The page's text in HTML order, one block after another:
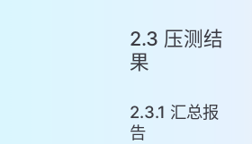
2.3 压测结
果
2.3.1 汇总报
告